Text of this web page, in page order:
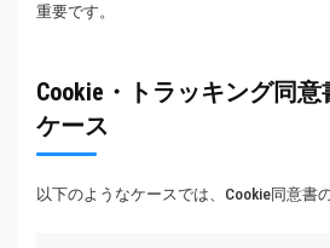
重要です。
Cookie・トラッキング同
ケース
以下のようなケースでは、Cookie同意書